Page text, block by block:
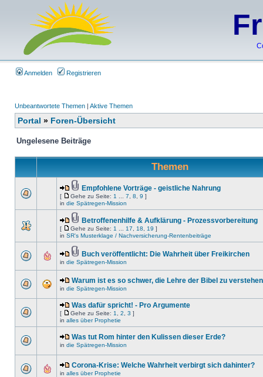
Anmelden Registrieren
Unbeantwortete Themen | Aktive Themen
Portal » Foren-Übersicht
Ungelesene Beiträge
Themen
Empfohlene Vorträge - geistliche Nahrung
[ Gehe zu Seite: 1 7 8 9 ]
in die Spätregen-Mission
Betroffenenhilfe & Aufklärung - Prozessvorbereitung
[ Gehe zu Seite: 1 17 18 19 ]
in SR's Musterklage / Nachversicherung-Rentenbeiträge
Buch veröffentlicht: Die Wahrheit über Freikirchen
in die Spätregen-Mission
Warum ist es so schwer, die Lehre der Bibel zu verstehen
in die Spätregen-Mission
Was dafür spricht! - Pro Argumente
[ Gehe zu Seite: 1 2 3 ]
in alles über Prophetie
Was tut Rom hinter den Kulissen dieser Erde?
in die Spätregen-Mission
Corona-Krise: Welche Wahrheit verbirgt sich dahinter?
in alles über Prophetie